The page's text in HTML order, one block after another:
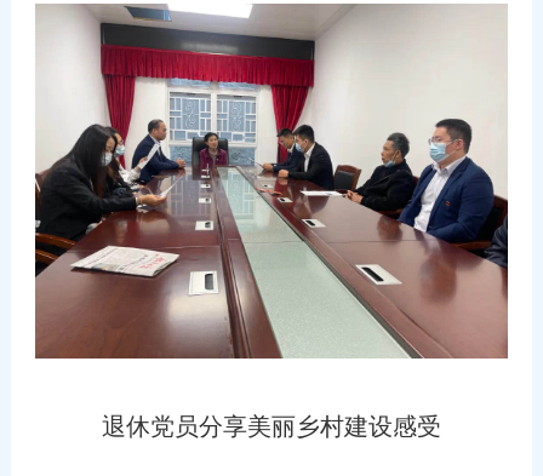
退休党员分享美丽乡村建设感受